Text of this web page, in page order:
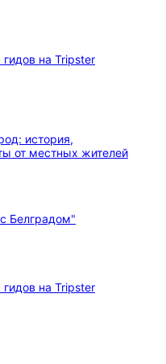
история,
от местных жителей